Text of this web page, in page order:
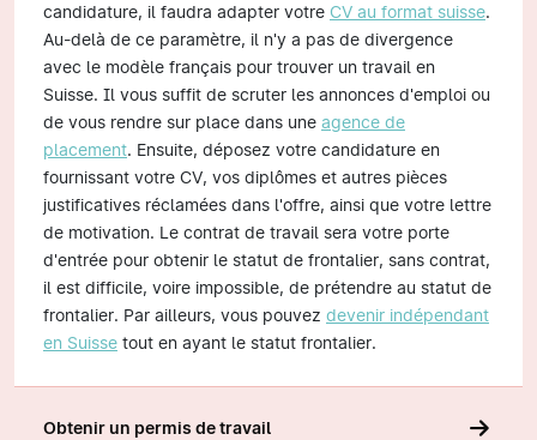
candidature, il faudra adapter votre CV au format suisse.
Au-delà de ce paramètre, il n'y a pas de divergence
avec le modèle français pour trouver un travail en
Suisse. Il vous suffit de scruter les annonces d'emploi ou
de vous rendre sur place dans une agence de
placement. Ensuite, déposez votre candidature en
fournissant votre CV, vos diplômes et autres pièces
justificatives réclamées dans l'offre, ainsi que votre lettre
de motivation. Le contrat de travail sera votre porte
d'entrée pour obtenir le statut de frontalier, sans contrat,
il est difficile, voire impossible, de prétendre au statut de
frontalier. Par ailleurs, vous pouvez devenir indépendant
en Suisse tout en ayant le statut frontalier.
Obtenir un permis de travail